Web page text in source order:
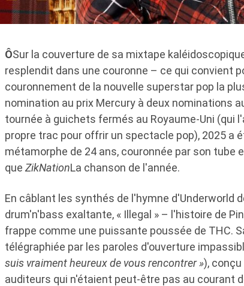
ÔSur la couverture de sa mixtape
resplendit dans une couronne – ce qui convient
couronnement de la nouvelle superstar pop la
nomination au prix Mercury à deux nominations
tournée à guichets fermés au Royaume-Uni (qui
propre trac pour offrir un spectacle pop), 2025 a
métamorphe de 24 ans, couronnée par son tube
que ZikNationLa chanson de l'année.
En câblant les synthés de l'hymne d'Underworld
drum'n'bass exaltante, « Illegal » – l'histoire de
frappe comme une puissante poussée de THC.
télégraphiée par les paroles d'ouverture
suis vraiment heureux de vous rencontrer »),
auditeurs qui n'étaient peut-être pas au courant